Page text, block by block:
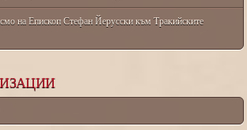
на Епископ Стефан Йерусски към Тракийските